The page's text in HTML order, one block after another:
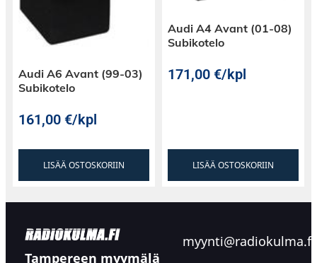
Audi A6 Avant (99-03)
Subikotelo
161,00€/kpl
LISÄÄ OSTOSKORIIN
Audi A4 Avant (01-08)
Subikotelo
171,00€/kpl
LISÄÄ OSTOSKORIIN
Tampereen myymälä
myynti@radiokulma.fi